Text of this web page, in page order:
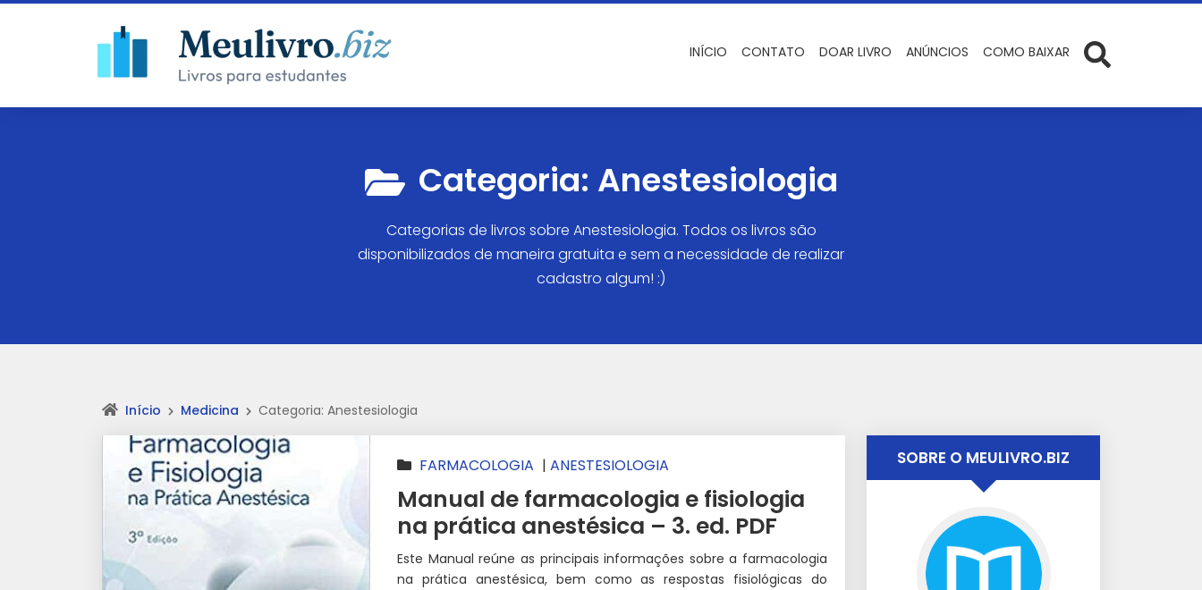
INÍCIO CONTATO DOAR LIVRO ANÚNCIOS COMO BAIXAR
Categoria: Anestesiologia
Categorias de livros sobre Anestesiologia. Todos os livros são
disponibilizados de maneira gratuita e sem a necessidade de realizar
cadastro algum! :)
Início Medicina Categoria: Anestesiologia
FARMACOLOGIA | ANESTESIOLOGIA
Manual de farmacologia e fisiologia
na prática anestésica – 3. ed. PDF
Este Manual reúne as principais informações sobre a farmacologia
na prática anestésica, bem como as respostas fisiológicas do
SOBRE O MEULIVRO.BIZ